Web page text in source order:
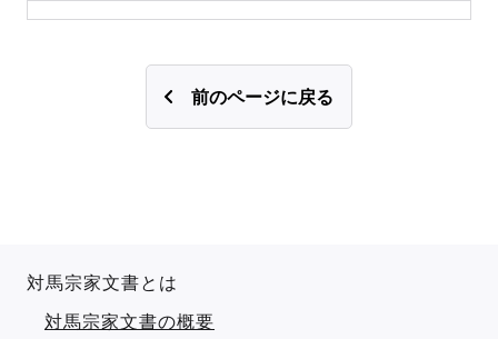
前のページに戻る
対馬宗家文書とは
対馬宗家文書の概要